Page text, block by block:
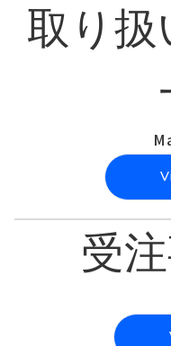
取り扱
受